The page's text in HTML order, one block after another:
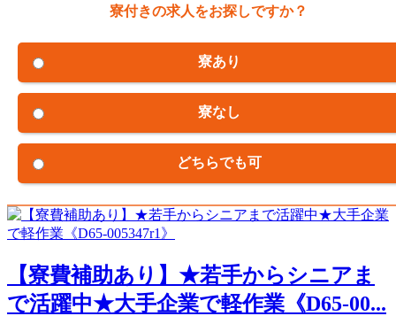
寮付きの求人をお探しですか？
寮あり
寮なし
どちらでも可
【寮費補助あり】★若手からシニアま
で活躍中★大手企業で軽作業《D65-00...